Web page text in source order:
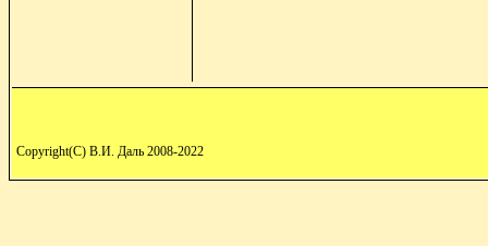
Copyright(C) В.И. Даль 2008-2022